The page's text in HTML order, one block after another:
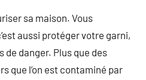
sa maison. Vous
aussi protéger votre garni,
de danger. Plus que des
que l’on est contaminé par